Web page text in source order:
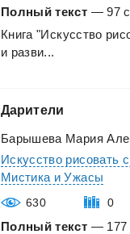
Полный текст — 97
Книга "Искусство
и разви...
Дарители
Барышева Мария
Искусство рисовать
Мистика и Ужасы
630 0
Полный текст — 177